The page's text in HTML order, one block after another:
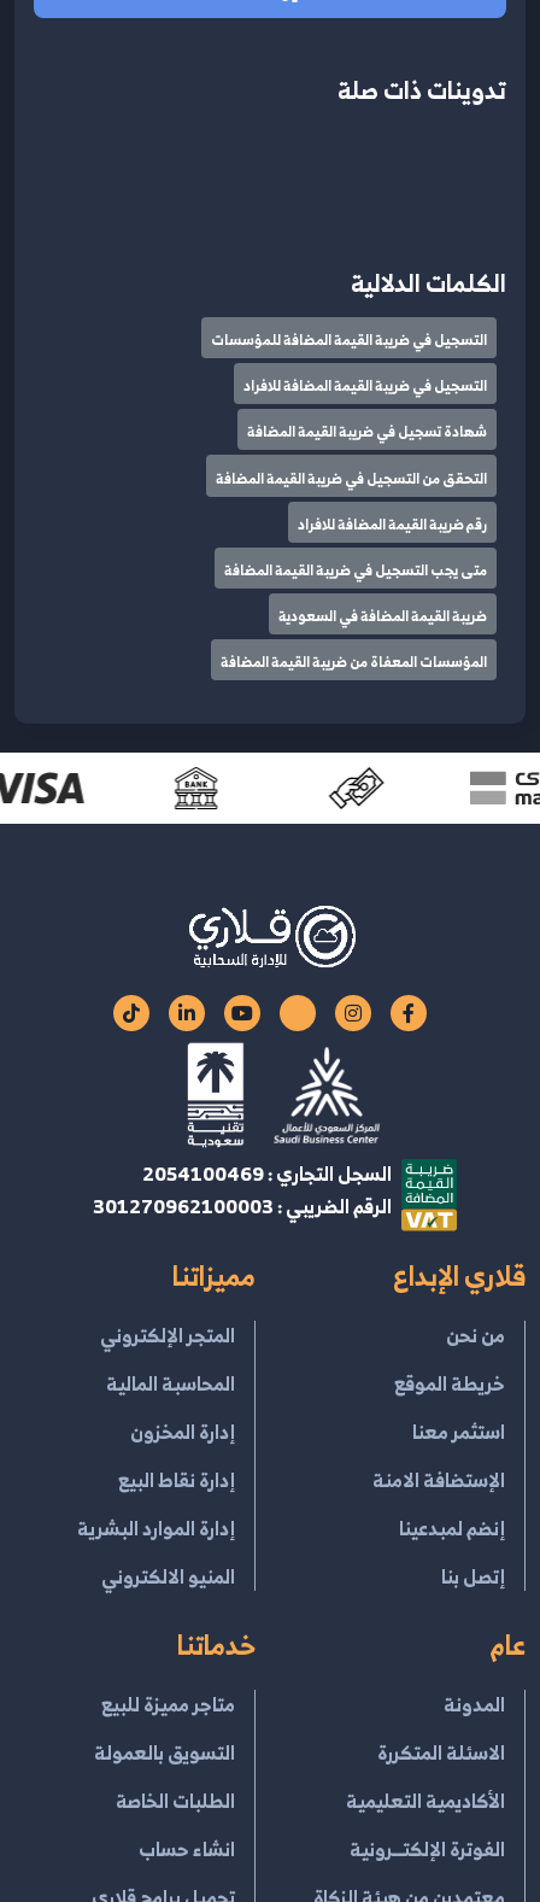
تدوينات ذات صلة
الكلمات الدلالية
التسجيل في ضريبة القيمة المضافة للمؤسسات
التسجيل في ضريبة القيمة المضافة للافراد
شهادة تسجيل في ضريبة القيمة المضافة
التحقق من التسجيل في ضريبة القيمة المضافة
رقم ضريبة القيمة المضافة للافراد
متى يجب التسجيل في ضريبة القيمة المضافة
ضريبة القيمة المضافة في السعودية
المؤسسات المعفاة من ضريبة القيمة المضافة
السجل التجاري : 2054100469
الرقم الضريبي : 301270962100003
قلاري الإبداع
من نحن
خريطة الموقع
استثمر معنا
الإستضافة الامنة
إنضم لمبدعينا
إتصل بنا
مميزاتنا
المتجر الإلكتروني
المحاسبة المالية
إدارة المخزون
إدارة نقاط البيع
إدارة الموارد البشرية
المنيو الالكتروني
عام
المدونة
الاسئلة المتكررة
الأكاديمية التعليمية
الفوترة الإلكتــرونية
خدماتنا
متاجر مميزة للبيع
التسويق بالعمولة
الطلبات الخاصة
انشاء حساب